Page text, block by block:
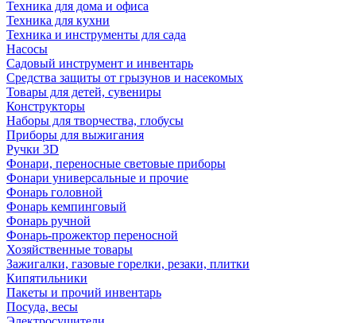
Техника для дома и офиса
Техника для кухни
Техника и инструменты для сада
Насосы
Садовый инструмент и инвентарь
Средства защиты от грызунов и насекомых
Товары для детей, сувениры
Конструкторы
Наборы для творчества, глобусы
Приборы для выжигания
Ручки 3D
Фонари, переносные световые приборы
Фонари универсальные и прочие
Фонарь головной
Фонарь кемпинговый
Фонарь ручной
Фонарь-прожектор переносной
Хозяйственные товары
Зажигалки, газовые горелки, резаки, плитки
Кипятильники
Пакеты и прочий инвентарь
Посуда, весы